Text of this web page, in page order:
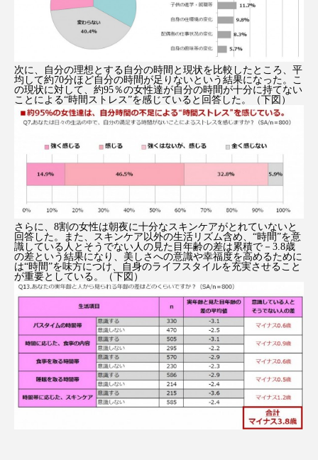
エクソソーム オーガニック オゾン
カウンセラー
カカイオイル ガジェット キーワード
クルエルティフリー クレンジング
クローズアップ ケーススタディ
コグニティブヘルス
コネクテッド・ビューティ コミュニケーション
コルチゾール サステナビリティ
サステナブル美容
サロン戦略
サロン経営 サロン連略 シャネル
スカルプ クレンジング 頻度 スカルプケア
次に、自分の理想とする自分の時間と現状を比較したところ、平
均して約70分ほど自分の時間が足りないという結果になった。こ
の現状に対して、約95％の女性達が自分の時間が十分に持てない
ことによる“時間ストレス”を感じていると回答した。（下図）
さらに、8割の女性は朝夜に十分なスキンケアがとれていないと
回答した。また、スキンケア以外の生活リズム含め、“時間”を意
識している人とそうでない人の見た目年齢の差は累積で－3.8歳
の差という結果になり、美しさへの意識や幸福度を高めるために
は“時間”を味方につけ、自身のライフスタイルを充実させること
が重要としている。（下図）